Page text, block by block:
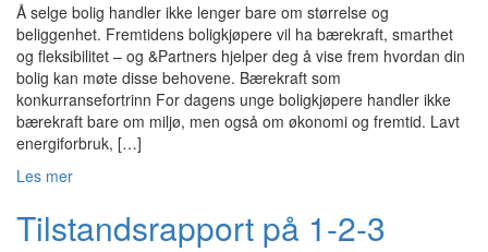
Å selge bolig handler ikke lenger bare om størrelse og
beliggenhet. Fremtidens boligkjøpere vil ha bærekraft, smarthet
og fleksibilitet – og &Partners hjelper deg å vise frem hvordan din
bolig kan møte disse behovene. Bærekraft som
konkurransefortrinn For dagens unge boligkjøpere handler ikke
bærekraft bare om miljø, men også om økonomi og fremtid. Lavt
energiforbruk, […]
Les mer
Tilstandsrapport på 1-2-3